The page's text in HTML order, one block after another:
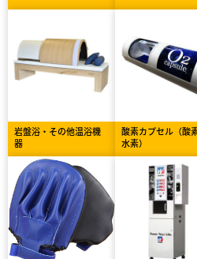
岩盤浴・その他温浴機
器
酸素カプセル（酸
水素）